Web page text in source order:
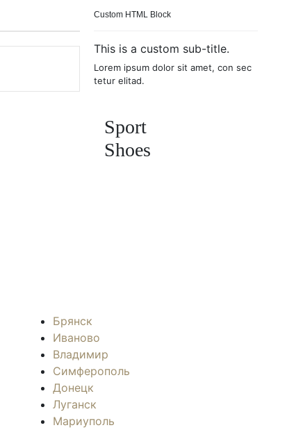
Custom HTML Block
This is a custom sub-title.
Lorem ipsum dolor sit amet, con sec
tetur elitad.
Sport
Shoes
Брянск
Иваново
Владимир
Симферополь
Донецк
Луганск
Мариуполь